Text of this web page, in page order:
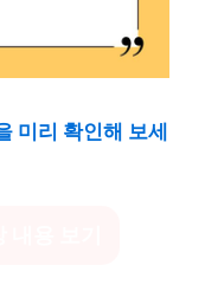
미리 확인해 보세